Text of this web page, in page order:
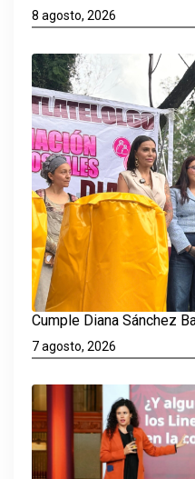
8 agosto, 2026
Cumple Diana Sánchez
7 agosto, 2026